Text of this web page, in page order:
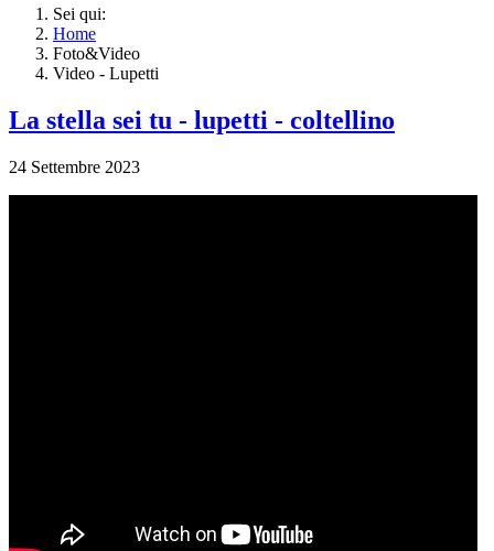
Sei qui:
Home
Foto&Video
Video - Lupetti
La stella sei tu - lupetti - coltellino
24 Settembre 2023